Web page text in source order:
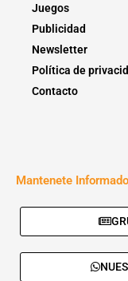
Juegos
Publicidad
Newsletter
Política de
Contacto
Mantenete Informado